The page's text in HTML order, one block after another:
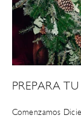
PREPARA
Comenzamos